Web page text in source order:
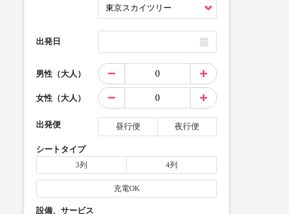
出発日
男性（大人）
女性（大人）
出発便 昼行便 夜行便
シートタイプ
3列
4列
充電OK
設備、サービス